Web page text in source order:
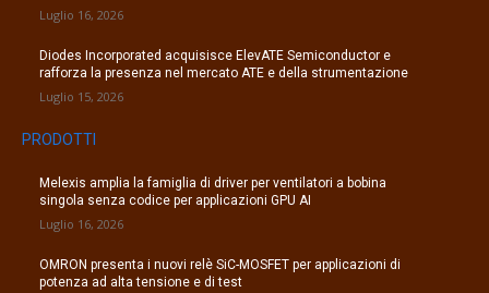
Luglio 16, 2026
Diodes Incorporated acquisisce ElevATE Semiconductor e
rafforza la presenza nel mercato ATE e della strumentazione
Luglio 15, 2026
PRODOTTI
Melexis amplia la famiglia di driver per ventilatori a bobina
singola senza codice per applicazioni GPU AI
Luglio 16, 2026
OMRON presenta i nuovi relè SiC-MOSFET per applicazioni di
potenza ad alta tensione e di test